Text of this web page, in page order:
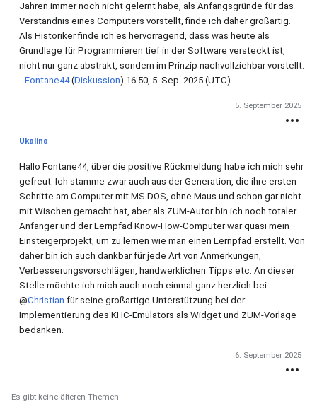
Jahren immer noch nicht gelernt habe, als Anfangsgründe für das
Verständnis eines Computers vorstellt, finde ich daher großartig.
Als Historiker finde ich es hervorragend, dass was heute als
Grundlage für Programmieren tief in der Software versteckt ist,
nicht nur ganz abstrakt, sondern im Prinzip nachvollziehbar vorstellt.
--Fontane44(Diskussion) 16:50, 5. Sep. 2025 (UTC)
5. September 2025
Ukalina
Hallo Fontane44, über die positive Rückmeldung habe ich mich sehr
gefreut. Ich stamme zwar auch aus der Generation, die ihre ersten
Schritte am Computer mit MS DOS, ohne Maus und schon gar nicht
mit Wischen gemacht hat, aber als ZUM-Autor bin ich noch totaler
Anfänger und der Lernpfad Know-How-Computer war quasi mein
Einsteigerprojekt, um zu lernen wie man einen Lernpfad erstellt. Von
daher bin ich auch dankbar für jede Art von Anmerkungen,
Verbesserungsvorschlägen, handwerklichen Tipps etc. An dieser
Stelle möchte ich mich auch noch einmal ganz herzlich bei
@Christian für seine großartige Unterstützung bei der
Implementierung des KHC-Emulators als Widget und ZUM-Vorlage
bedanken.
6. September 2025
Es gibt keine älteren Themen